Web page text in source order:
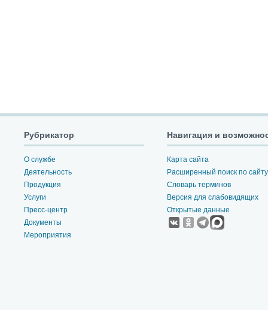
Рубрикатор
О службе
Деятельность
Продукция
Услуги
Пресс-центр
Документы
Мероприятия
Навигация и
Карта сайта
Расширенный поиск по сайту
Словарь терминов
Версия для слабовидящих
Открытые данные